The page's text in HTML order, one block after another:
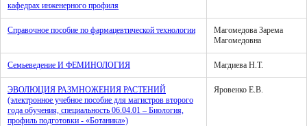
кафедрах инженерного профиля
Справочное пособие по фармацевтической технологии
Магомедова Зарема
Магомедовна
Семьеведение И ФЕМИНОЛОГИЯ Магдиева Н.Т.
ЭВОЛЮЦИЯ РАЗМНОЖЕНИЯ РАСТЕНИЙ
(электронное учебное пособие для магистров второго
года обучения, специальность 06.04.01 – Биология,
профиль подготовки - «Ботаника»)
Яровенко Е.В.